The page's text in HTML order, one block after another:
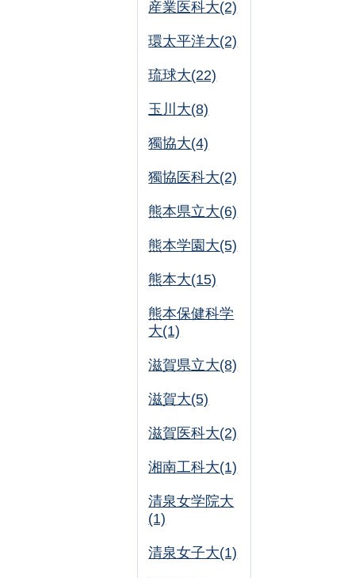
産業医科大(2)
環太平洋大(2)
琉球大(22)
玉川大(8)
獨協大(4)
獨協医科大(2)
熊本県立大(6)
熊本学園大(5)
熊本大(15)
熊本保健科学
大(1)
滋賀県立大(8)
滋賀大(5)
滋賀医科大(2)
湘南工科大(1)
清泉女学院大
(1)
清泉女子大(1)